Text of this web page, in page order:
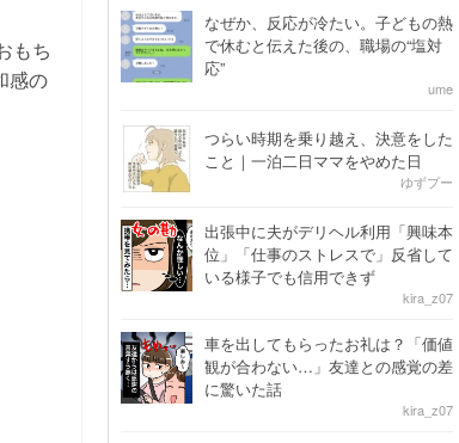
もち
感の
なぜか、反応が冷たい。子どもの熱
で休むと伝えた後の、職場の“塩対
応”
ume
つらい時期を乗り越え、決意をした
こと｜一泊二日ママをやめた日
ゆずプー
出張中に夫がデリヘル利用「興味本
位」「仕事のストレスで」反省して
いる様子でも信用できず
kira_z07
車を出してもらったお礼は？「価値
観が合わない…」友達との感覚の差
に驚いた話
kira_z07